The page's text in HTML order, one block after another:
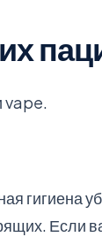
vape.
гигиена
Если